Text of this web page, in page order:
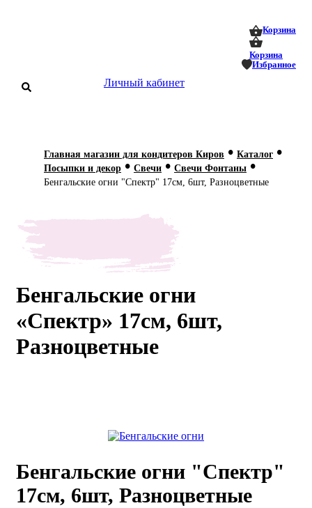
Корзина
Корзина
Избранное
Личный кабинет
О нас
классы
256-54-
Главная магазин для кондитеров Киров • Каталог •
Посыпки и декор • Свечи • Свечи Фонтаны •
Бенгальские огни "Спектр" 17см, 6шт, Разноцветные
Бенгальские огни
«Спектр» 17см, 6шт,
Разноцветные
Бенгальские огни "Спектр"
17см, 6шт, Разноцветные